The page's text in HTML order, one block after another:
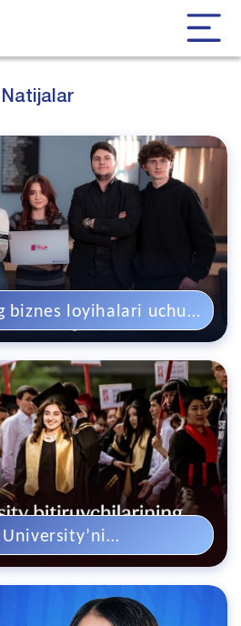
Natijalar
biznes loyihalari uchun
tavsiyanoma berildi
qariyb 80